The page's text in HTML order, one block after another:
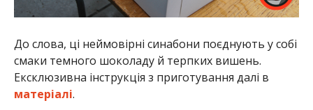
До слова, ці неймовірні синабони поєднують у собі
смаки темного шоколаду й терпких вишень.
Ексклюзивна інструкція з приготування далі в
матеріалі.